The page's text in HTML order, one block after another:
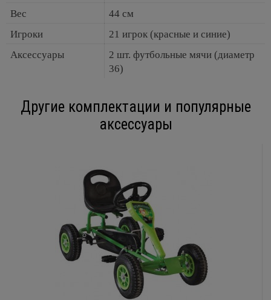
Вес
44 см
Игроки
21 игрок (красные и синие)
Аксессуары
2 шт. футбольные мячи (диаметр
36)
Другие комплектации и популярные
аксессуары